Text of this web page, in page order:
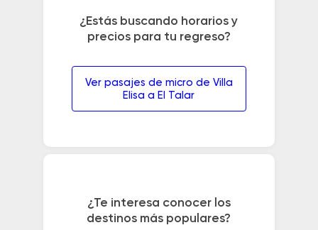
¿Estás buscando horarios y
precios para tu regreso?
Ver pasajes de micro de Villa
Elisa a El Talar
¿Te interesa conocer los
destinos más populares?